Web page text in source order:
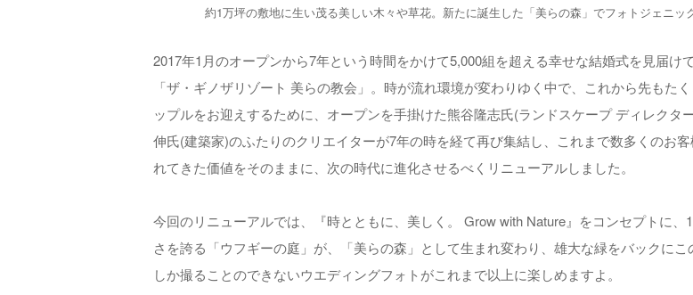
約1万坪の敷地に生い茂る美しい木々や草花。新たに誕生した「美らの森」でフォトジェニッ
2017年1月のオープンから7年という時間をかけて5,000組を超える幸せな結婚式を見届け
「ザ・ギノザリゾート 美らの教会」。時が流れ環境が変わりゆく中で、これから先もた
ップルをお迎えするために、オープンを手掛けた熊谷隆志氏(ランドスケープ ディレクタ
伸氏(建築家)のふたりのクリエイターが7年の時を経て再び集結し、これまで数多くのお客
れてきた価値をそのままに、次の時代に進化させるべくリニューアルしました。
今回のリニューアルでは、『時とともに、美しく。 Grow with Nature』をコンセプトに、
さを誇る「ウフギーの庭」が、「美らの森」として生まれ変わり、雄大な緑をバックにこ
しか撮ることのできないウエディングフォトがこれまで以上に楽しめますよ。